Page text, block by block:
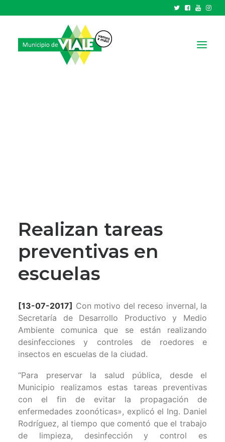
Realizan tareas
preventivas en
escuelas
[13-07-2017] Con motivo del receso invernal, la
Secretaría de Desarrollo Productivo y Medio
Ambiente comunica que se están realizando
desinfecciones y controles de roedores e
insectos en escuelas de la ciudad.
“Para preservar la salud pública, desde el
Municipio realizamos estas tareas preventivas
con el fin de evitar la propagación de
enfermedades zoonóticas», explicó el Ing. Daniel
Rodríguez, al tiempo que comentó que el trabajo
de limpieza, desinfección y control es